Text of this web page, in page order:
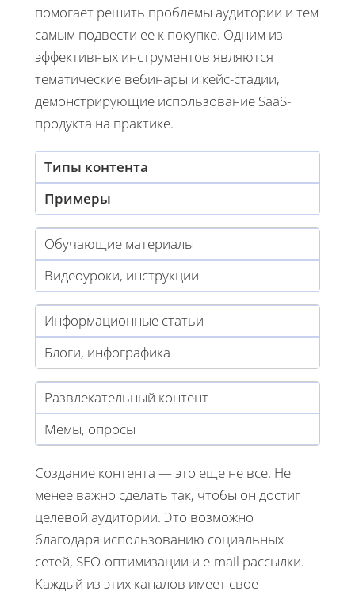
помогает решить проблемы аудитории и тем
самым подвести ее к покупке. Одним из
эффективных инструментов являются
тематические вебинары и кейс-стадии,
демонстрирующие использование SaaS-
продукта на практике.
Типы контента
Примеры
Обучающие материалы
Видеоуроки, инструкции
Информационные статьи
Блоги, инфографика
Развлекательный контент
Мемы, опросы
Создание контента — это еще не все. Не
менее важно сделать так, чтобы он достиг
целевой аудитории. Это возможно
благодаря использованию социальных
сетей, SEO-оптимизации и e-mail рассылки.
Каждый из этих каналов имеет свое